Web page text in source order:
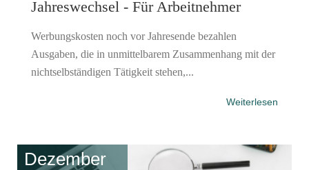
Jahreswechsel - Für Arbeitnehmer
Werbungskosten noch vor Jahresende bezahlen
Ausgaben, die in unmittelbarem Zusammenhang mit der
nichtselbständigen Tätigkeit stehen,...
Weiterlesen
Dezember